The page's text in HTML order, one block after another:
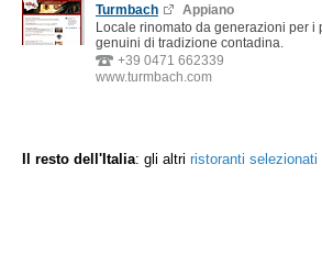
Turmbach
Appiano
Locale rinomato da generazioni per i
genuini di tradizione contadina.
+39 0471 662339
www.turmbach.com
Il resto dell'Italia: gli altri ristoranti